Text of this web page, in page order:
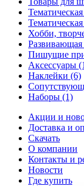
Хобби,
Развивающая
Пишущие
Аксессуары
Наклейки (6)
Наборы (1)
Акции и
Доставка и
Скачать
О компании
Контакты и
Новости
Где купить